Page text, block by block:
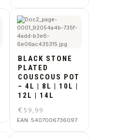
BLACK STONE
PLATED
COUSCOUS POT
– 4L | 8L | 10L |
12L | 14L
€59,99
EAN: 5407006736097